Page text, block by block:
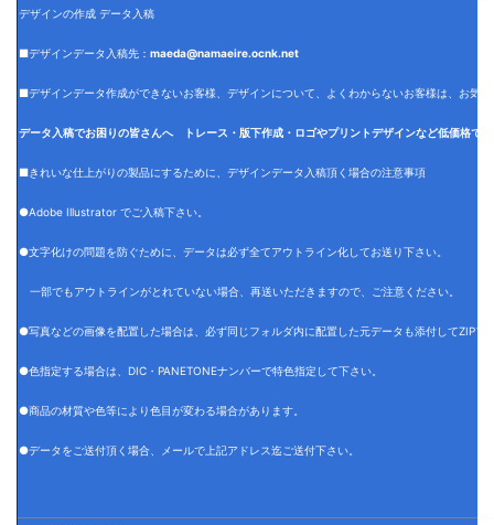
デザインの作成 データ入稿
■デザインデータ入稿先： maeda@namaeire.ocnk.net
■デザインデータ作成ができないお客様、デザインについて、よくわからないお客様は、お気
データ入稿でお困りの皆さんへ トレース・版下作成・ロゴやプリントデザインなど低価格で
■きれいな仕上がりの製品にするために、デザインデータ入稿頂く場合の注意事項
●Adobe Illustrator でご入稿下さい。
●文字化けの問題を防ぐために、データは必ず全てアウトライン化してお送り下さい。
一部でもアウトラインがとれていない場合、再送いただきますので、ご注意ください。
●写真などの画像を配置した場合は、必ず同じフォルダ内に配置した元データも添付してZIPフ
●色指定する場合は、DIC・PANETONEナンバーで特色指定して下さい。
●商品の材質や色等により色目が変わる場合があります。
●データをご送付頂く場合、メールで上記アドレス迄ご送付下さい。